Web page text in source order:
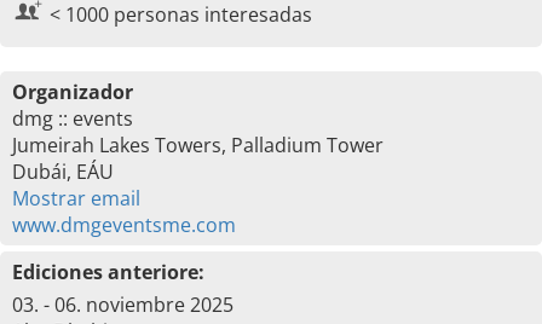
< 1000 personas interesadas
Organizador
dmg :: events
Jumeirah Lakes Towers, Palladium Tower
Dubái, EÁU
Mostrar email
www.dmgeventsme.com
Ediciones anteriore:
03. - 06. noviembre 2025